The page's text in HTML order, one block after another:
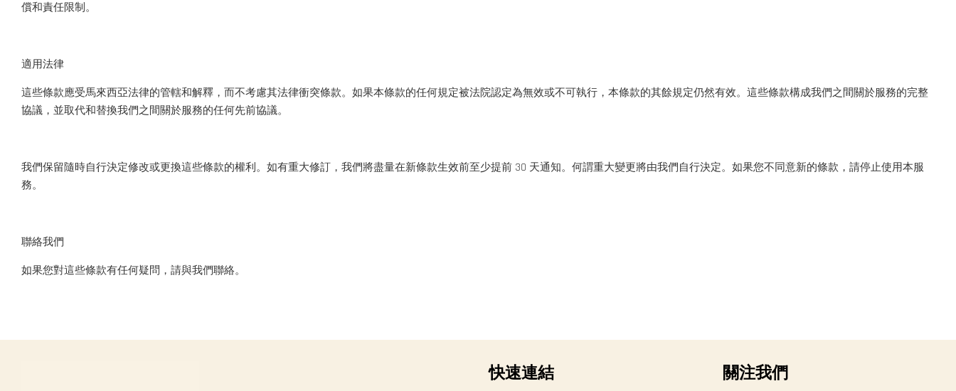
償和責任限制。
適用法律
這些條款應受馬來西亞法律的管轄和解釋，而不考慮其法律衝突條款。如果本條款的任何規定被法院認定為無效或不可執行，本條款的其餘規定仍然有效。這些條款構成我們之間關於服務的完整
協議，並取代和替換我們之間關於服務的任何先前協議。
我們保留隨時自行決定修改或更換這些條款的權利。如有重大修訂，我們將盡量在新條款生效前至少提前 30 天通知。何謂重大變更將由我們自行決定。如果您不同意新的條款，請停止使用本服
務。
聯絡我們
如果您對這些條款有任何疑問，請與我們聯絡。
快速連結 關注我們